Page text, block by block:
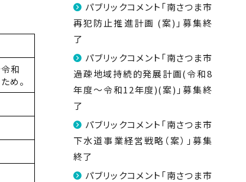
和
め。
パブリックコメント「南さつま市
再犯防止推進計画 (案)」募集終
了
パブリックコメント「南さつま市
過疎地域持続的発展計画(令和8
年度～令和12年度)(案)」募集終
了
パブリックコメント「南さつま市
下水道事業経営戦略（案）」募集
終了
パブリックコメント「南さつま市